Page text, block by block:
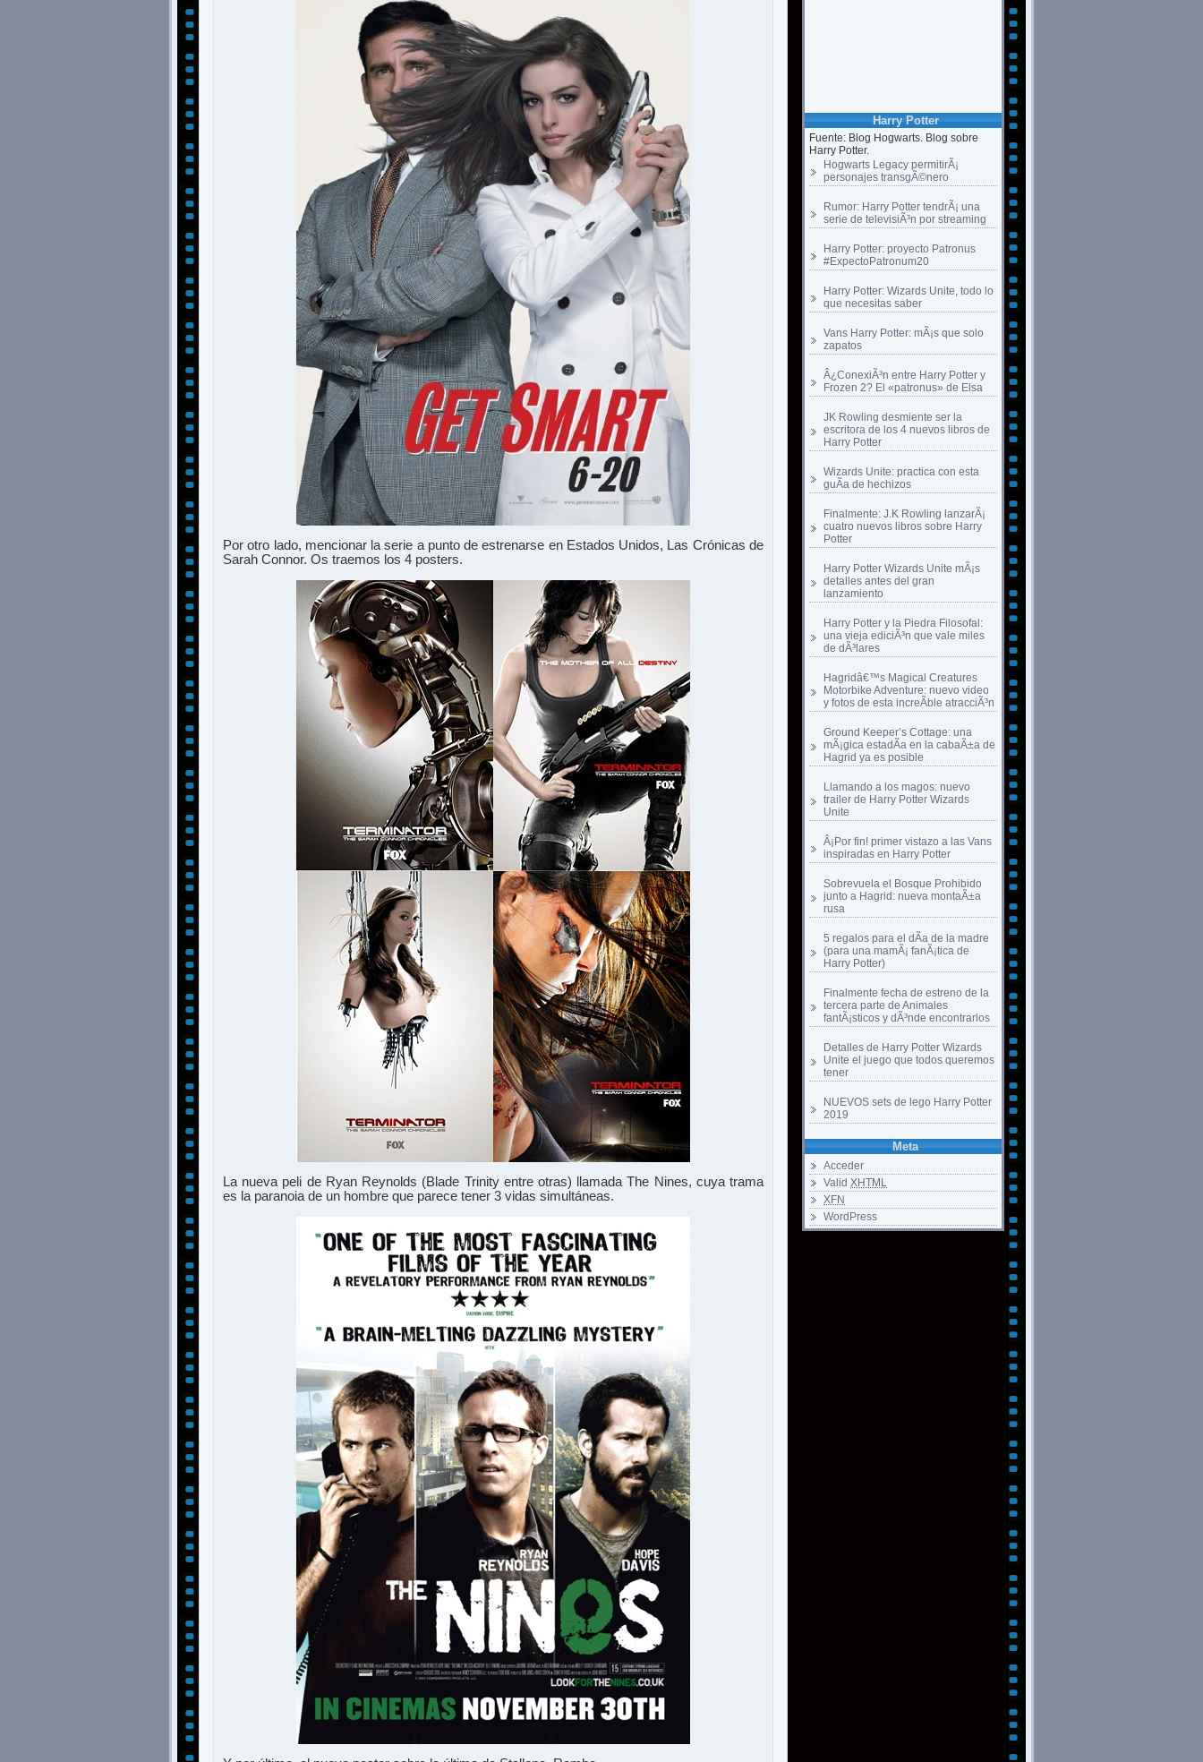
Harry Potter
Fuente: Blog Hogwarts. Blog sobre
Harry Potter.
Hogwarts Legacy permitirÃ¡
personajes transgÃ©nero
Rumor: Harry Potter tendrÃ¡ una
serie de televisiÃ³n por streaming
Harry Potter: proyecto Patronus
#ExpectoPatronum20
Harry Potter: Wizards Unite, todo lo
que necesitas saber
Vans Harry Potter: mÃ¡s que solo
zapatos
Â¿ConexiÃ³n entre Harry Potter y
Frozen 2? El «patronus» de Elsa
JK Rowling desmiente ser la
escritora de los 4 nuevos libros de
Harry Potter
Wizards Unite: practica con esta
guÃ­a de hechizos
Finalmente: J.K Rowling lanzarÃ¡
cuatro nuevos libros sobre Harry
Potter
Harry Potter Wizards Unite mÃ¡s
detalles antes del gran
lanzamiento
Harry Potter y la Piedra Filosofal:
una vieja ediciÃ³n que vale miles
de dÃ³lares
Hagridâ€™s Magical Creatures
Motorbike Adventure: nuevo video
y fotos de esta increÃ­ble atracciÃ³n
Ground Keeper’s Cottage: una
mÃ¡gica estadÃ­a en la cabaÃ±a de
Hagrid ya es posible
Llamando a los magos: nuevo
trailer de Harry Potter Wizards
Unite
Â¡Por fin! primer vistazo a las Vans
inspiradas en Harry Potter
Sobrevuela el Bosque Prohibido
junto a Hagrid: nueva montaÃ±a
rusa
5 regalos para el dÃ­a de la madre
(para una mamÃ¡ fanÃ¡tica de
Harry Potter)
Finalmente fecha de estreno de la
tercera parte de Animales
fantÃ¡sticos y dÃ³nde encontrarlos
Detalles de Harry Potter Wizards
Unite el juego que todos queremos
tener
NUEVOS sets de lego Harry Potter
2019
Meta
Acceder
Valid XHTML
XFN
WordPress
Por otro lado, mencionar la serie a punto de estrenarse en Estados Unidos, Las Crónicas de
Sarah Connor. Os traemos los 4 posters.
La nueva peli de Ryan Reynolds (Blade Trinity entre otras) llamada The Nines, cuya trama
es la paranoia de un hombre que parece tener 3 vidas simultáneas.